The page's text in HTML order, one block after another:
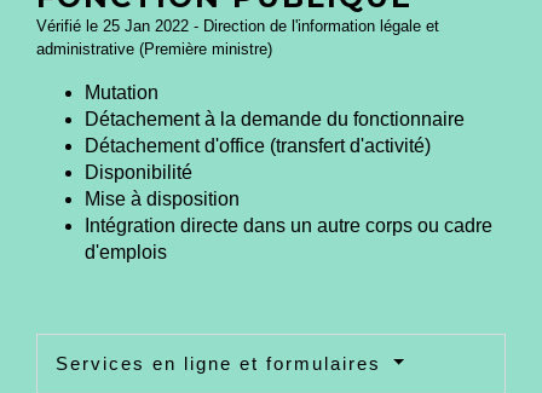
Vérifié le 25 Jan 2022 - Direction de l'information légale et
administrative (Première ministre)
Mutation
Détachement à la demande du fonctionnaire
Détachement d'office (transfert d'activité)
Disponibilité
Mise à disposition
Intégration directe dans un autre corps ou cadre
d'emplois
Services en ligne et formulaires